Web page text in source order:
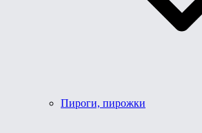
Пироги, пирожки